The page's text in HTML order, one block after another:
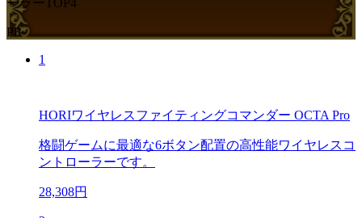
ーラーTOP4
PR
1
HORIワイヤレスファイティングコマンダー OCTA Pro
格闘ゲームに最適な6ボタン配置の高性能ワイヤレスコ
ントローラーです。
28,308円